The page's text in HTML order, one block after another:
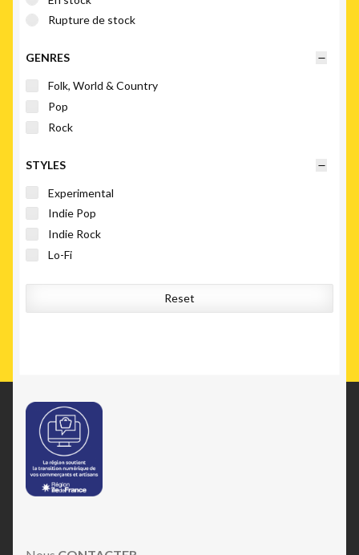
Rupture de stock
GENRES
Folk, World & Country
Pop
Rock
STYLES
Experimental
Indie Pop
Indie Rock
Lo-Fi
Reset